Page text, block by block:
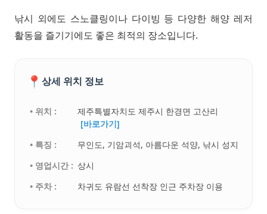
낚시 외에도 스노클링이나 다이빙 등 다양한 해양 레저
활동을 즐기기에도 좋은 최적의 장소입니다.
📍 상세 위치 정보
• 위치 :
제주특별자치도 제주시 한경면 고산리
[바로가기]
• 특징 :
무인도, 기암괴석, 아름다운 석양, 낚시 성지
• 영업시간 : 상시
• 주차 :
차귀도 유람선 선착장 인근 주차장 이용